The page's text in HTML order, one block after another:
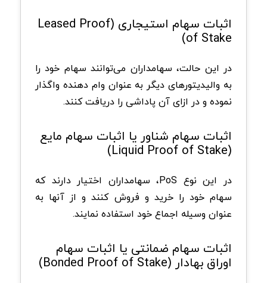
اثبات سهام استیجاری (Leased Proof
of Stake)
در این حالت، سهامداران می‌توانند سهام خود را
به والیدیتورهای دیگر به عنوان وام دهنده واگذار
نموده و در ازای آن پاداشی را دریافت کنند.
اثبات سهام شناور یا اثبات سهام مایع
(Liquid Proof of Stake)
در این نوع PoS، سهامداران اختیار دارند که
سهام خود را خرید و فروش کنند و از آنها به
عنوان وسیله اجماع خود استفاده نمایند.
اثبات سهام ضمانتی یا اثبات سهام
اوراق بهادار (Bonded Proof of Stake)